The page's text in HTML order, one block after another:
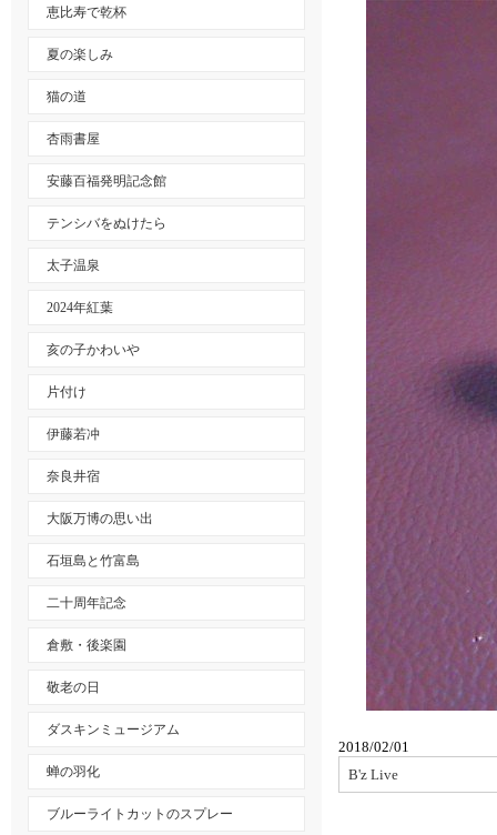
2018/02/01
B'z Live
恵比寿で乾杯
夏の楽しみ
猫の道
杏雨書屋
安藤百福発明記念館
テンシバをぬけたら
太子温泉
2024年紅葉
亥の子かわいや
片付け
伊藤若冲
奈良井宿
大阪万博の思い出
石垣島と竹富島
二十周年記念
倉敷・後楽園
敬老の日
ダスキンミュージアム
蝉の羽化
ブルーライトカットのスプレー